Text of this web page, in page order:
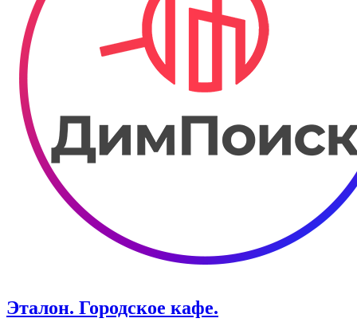
Эталон. ​Городское кафе.